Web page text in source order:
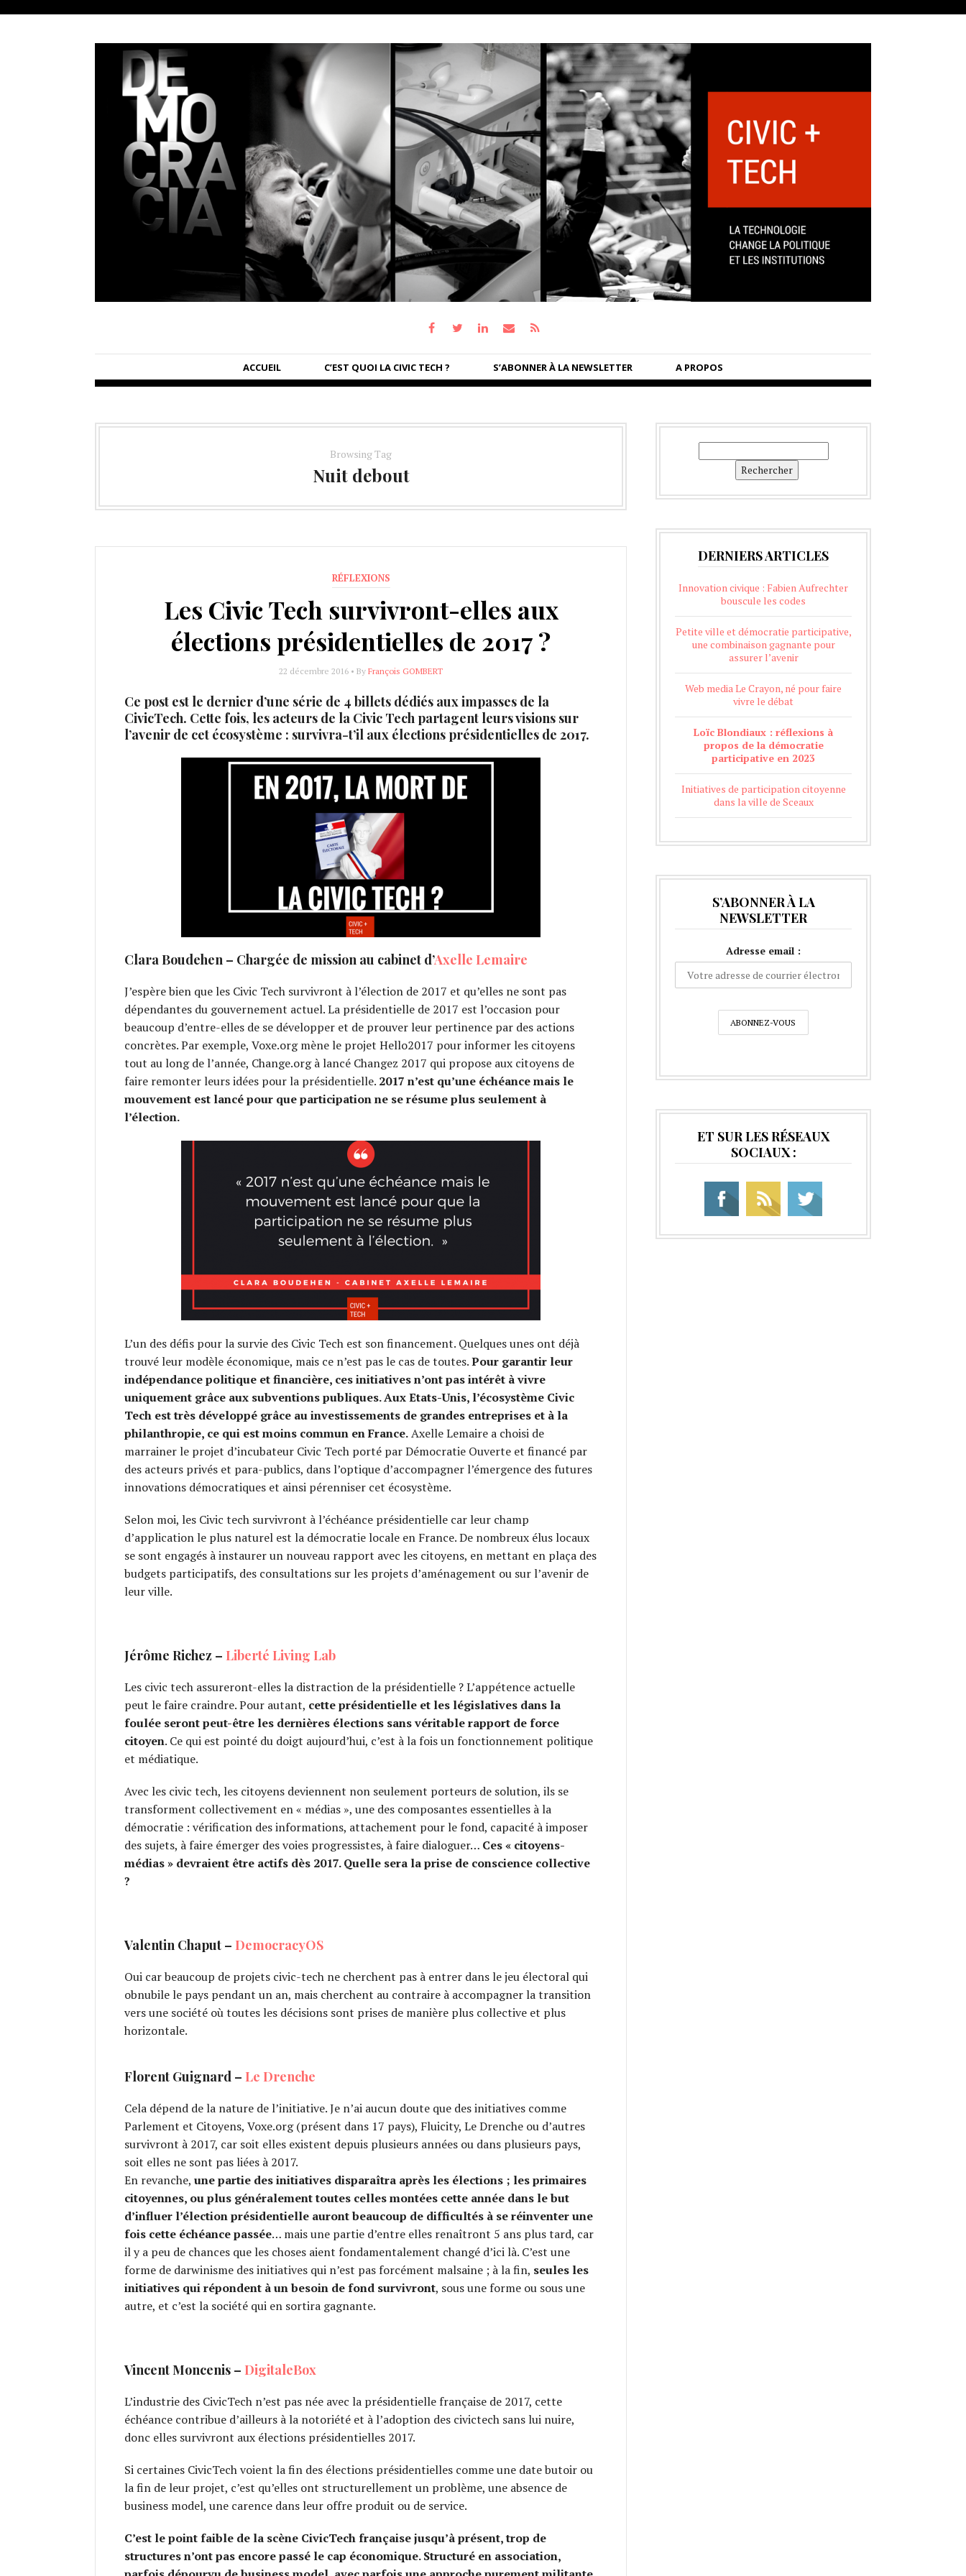
ACCUEIL C’EST QUOI LA CIVIC TECH ? S’ABONNER À LA NEWSLETTER A PROPOS
Browsing Tag
Nuit debout
RÉFLEXIONS
Les Civic Tech survivront-elles aux
élections présidentielles de 2017 ?
22 décembre 2016 • By François GOMBERT
Ce post est le dernier d’une série de 4 billets dédiés aux impasses de la
CivicTech. Cette fois, les acteurs de la Civic Tech partagent leurs visions sur
l’avenir de cet écosystème : survivra-t’il aux élections présidentielles de 2017.
Clara Boudehen – Chargée de mission au cabinet d’Axelle Lemaire
J’espère bien que les Civic Tech survivront à l’élection de 2017 et qu’elles ne sont pas
dépendantes du gouvernement actuel. La présidentielle de 2017 est l’occasion pour
beaucoup d’entre-elles de se développer et de prouver leur pertinence par des actions
concrètes. Par exemple, ‪Voxe.org mène le projet Hello2017 pour informer les citoyens
tout au long de l’année, ‪Change.org à lancé Changez 2017 qui propose aux citoyens de
faire remonter leurs idées pour la présidentielle. 2017 n’est qu’une échéance mais le
mouvement est lancé pour que participation ne se résume plus seulement à
l’élection.
L’un des défis pour la survie des Civic Tech est son financement. Quelques unes ont déjà
trouvé leur modèle économique, mais ce n’est pas le cas de toutes.Pour garantir leur
indépendance politique et financière, ces initiatives n’ont pas intérêt à vivre
uniquement grâce aux subventions publiques. Aux Etats-Unis, l’écosystème Civic
Tech est très développé grâce au investissements de grandes entreprises et à la
philanthropie, ce qui est moins commun en France.Axelle Lemaire a choisi de
marrainer le projet d’incubateur Civic Tech porté par Démocratie Ouverte et financé par
des acteurs privés et para-publics, dans l’optique d’accompagner l’émergence des futures
innovations démocratiques et ainsi pérenniser cet écosystème.
Selon moi, les Civic tech survivront à l’échéance présidentielle car leur champ
d’application le plus naturel est la démocratie locale en France. De nombreux élus locaux
se sont engagés à instaurer un nouveau rapport avec les citoyens, en mettant en plaça des
budgets participatifs, des consultations sur les projets d’aménagement ou sur l’avenir de
leur ville.
Jérôme Richez – Liberté Living Lab
Les civic tech assureront-elles la distraction de la présidentielle ? L’appétence actuelle
peut le faire craindre. Pour autant, cette présidentielle et les législatives dans la
foulée seront peut-être les dernières élections sans véritable rapport de force
citoyen. Ce qui est pointé du doigt aujourd’hui, c’est à la fois un fonctionnement politique
et médiatique.
Avec les civic tech, les citoyens deviennent non seulement porteurs de solution, ils se
transforment collectivement en « médias », une des composantes essentielles à la
démocratie : vérification des informations, attachement pour le fond, capacité à imposer
des sujets, à faire émerger des voies progressistes, à faire dialoguer… Ces « citoyens-
médias » devraient être actifs dès 2017. Quelle sera la prise de conscience collective
?
Valentin Chaput – DemocracyOS
Oui car beaucoup de projets civic-tech ne cherchent pas à entrer dans le jeu électoral qui
obnubile le pays pendant un an, mais cherchent au contraire à accompagner la transition
vers une société où toutes les décisions sont prises de manière plus collective et plus
horizontale.
Florent Guignard – Le Drenche
Cela dépend de la nature de l’initiative. Je n’ai aucun doute que des initiatives comme
Parlement et Citoyens, Voxe.org (présent dans 17 pays), Fluicity, Le Drenche ou d’autres
survivront à 2017, car soit elles existent depuis plusieurs années ou dans plusieurs pays,
soit elles ne sont pas liées à 2017.
En revanche, une partie des initiatives disparaîtra après les élections ; les primaires
citoyennes, ou plus généralement toutes celles montées cette année dans le but
d’influer l’élection présidentielle auront beaucoup de difficultés à se réinventer une
fois cette échéance passée… mais une partie d’entre elles renaîtront 5 ans plus tard, car
il y a peu de chances que les choses aient fondamentalement changé d’ici là. C’est une
forme de darwinisme des initiatives qui n’est pas forcément malsaine ; à la fin, seules les
initiatives qui répondent à un besoin de fond survivront, sous une forme ou sous une
autre, et c’est la société qui en sortira gagnante.
Vincent Moncenis – DigitaleBox
L’industrie des CivicTech n’est pas née avec la présidentielle française de 2017, cette
échéance contribue d’ailleurs à la notoriété et à l’adoption des civictech sans lui nuire,
donc elles survivront aux élections présidentielles 2017.
Si certaines CivicTech voient la fin des élections présidentielles comme une date butoir ou
la fin de leur projet, c’est qu’elles ont structurellement un problème, une absence de
business model, une carence dans leur offre produit ou de service.
C’est le point faible de la scène CivicTech française jusqu’à présent, trop de
structures n’ont pas encore passé le cap économique. Structuré en association,
Rechercher
DERNIERS ARTICLES
Innovation civique : Fabien Aufrechter
bouscule les codes
Petite ville et démocratie participative,
une combinaison gagnante pour
assurer l’avenir
Web media Le Crayon, né pour faire
vivre le débat
Loïc Blondiaux : réflexions à
propos de la démocratie
participative en 2023
Initiatives de participation citoyenne
dans la ville de Sceaux
S’ABONNER À LA
NEWSLETTER
Adresse email :
ET SUR LES RÉSEAUX
SOCIAUX :